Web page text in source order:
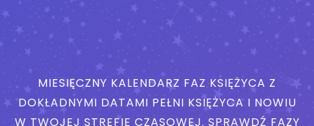
MIESIĘCZNY KALENDARZ FAZ KSIĘŻYCA Z
DOKŁADNYMI DATAMI PEŁNI KSIĘŻYCA I NOWIU
W TWOJEJ STREFIE CZASOWEJ. SPRAWDŹ FAZY